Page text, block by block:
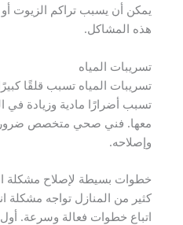
يمكن أن يسبب تراكم الزيوت أو
هذه المشاكل.
تسريبات المياه
تسريبات المياه تسبب قلقًا
تسبب أضرارًا مادية وزيادة في
معها. فني صحي متخصص
وإصلاحه.
خطوات بسيطة لإصلاح مشكلة
كثير من المنازل تواجه مشكلة
اتباع خطوات فعالة وسرعة.